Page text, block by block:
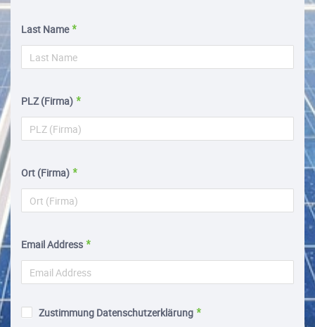
Last Name
PLZ (Firma)
Ort (Firma)
Email Address
Zustimmung Datenschutzerklärung